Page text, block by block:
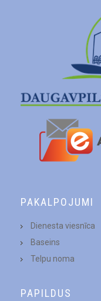
PAKALPOJUMI
Dienesta viesnīca
Baseins
Telpu noma
PAPILDUS